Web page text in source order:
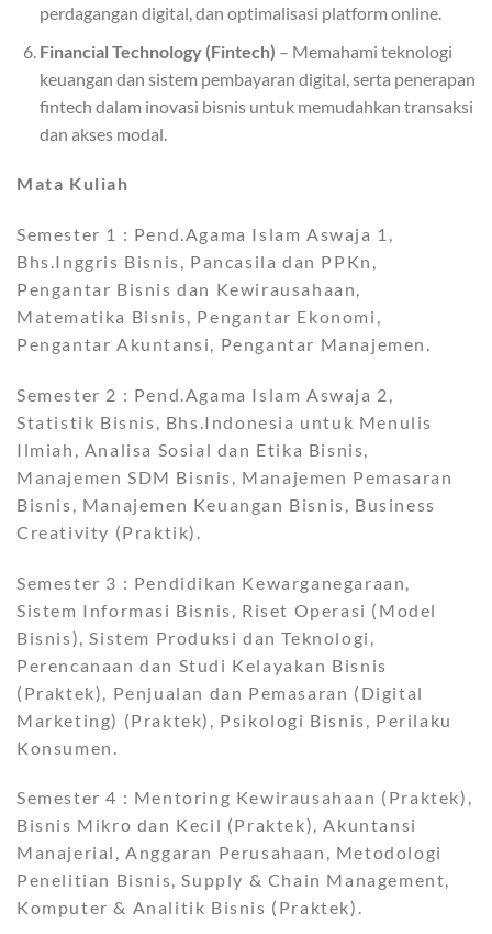
perdagangan digital, dan optimalisasi platform online.
Financial Technology (Fintech) – Memahami teknologi
keuangan dan sistem pembayaran digital, serta penerapan
fintech dalam inovasi bisnis untuk memudahkan transaksi
dan akses modal.
Mata Kuliah
Semester 1 : Pend.Agama Islam Aswaja 1,
Bhs.Inggris Bisnis, Pancasila dan PPKn,
Pengantar Bisnis dan Kewirausahaan,
Matematika Bisnis, Pengantar Ekonomi,
Pengantar Akuntansi, Pengantar Manajemen.
Semester 2 : Pend.Agama Islam Aswaja 2,
Statistik Bisnis, Bhs.Indonesia untuk Menulis
Ilmiah, Analisa Sosial dan Etika Bisnis,
Manajemen SDM Bisnis, Manajemen Pemasaran
Bisnis, Manajemen Keuangan Bisnis, Business
Creativity (Praktik).
Semester 3 : Pendidikan Kewarganegaraan,
Sistem Informasi Bisnis, Riset Operasi (Model
Bisnis), Sistem Produksi dan Teknologi,
Perencanaan dan Studi Kelayakan Bisnis
(Praktek), Penjualan dan Pemasaran (Digital
Marketing) (Praktek), Psikologi Bisnis, Perilaku
Konsumen.
Semester 4 : Mentoring Kewirausahaan (Praktek),
Bisnis Mikro dan Kecil (Praktek), Akuntansi
Manajerial, Anggaran Perusahaan, Metodologi
Penelitian Bisnis, Supply & Chain Management,
Komputer & Analitik Bisnis (Praktek).